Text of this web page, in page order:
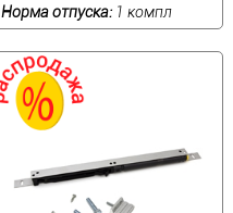
Норма отпуска: 1 компл